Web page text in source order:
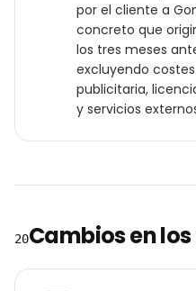
por el cliente a
concreto que
los tres meses
excluyendo
publicitaria,
y servicios
20Cambios en